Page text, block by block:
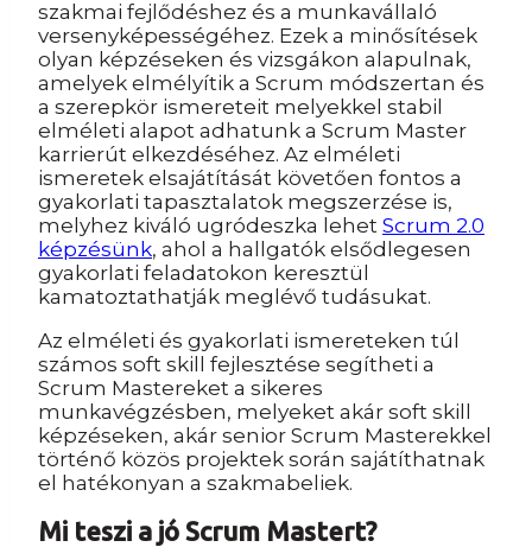
szakmai fejlődéshez és a munkavállaló
versenyképességéhez. Ezek a minősítések
olyan képzéseken és vizsgákon alapulnak,
amelyek elmélyítik a Scrum módszertan és
a szerepkör ismereteit melyekkel stabil
elméleti alapot adhatunk a Scrum Master
karrierút elkezdéséhez. Az elméleti
ismeretek elsajátítását követően fontos a
gyakorlati tapasztalatok megszerzése is,
melyhez kiváló ugródeszka lehet Scrum 2.0
képzésünk, ahol a hallgatók elsődlegesen
gyakorlati feladatokon keresztül
kamatoztathatják meglévő tudásukat.
Az elméleti és gyakorlati ismereteken túl
számos soft skill fejlesztése segítheti a
Scrum Mastereket a sikeres
munkavégzésben, melyeket akár soft skill
képzéseken, akár senior Scrum Masterekkel
történő közös projektek során sajátíthatnak
el hatékonyan a szakmabeliek.
Mi teszi a jó Scrum Mastert?